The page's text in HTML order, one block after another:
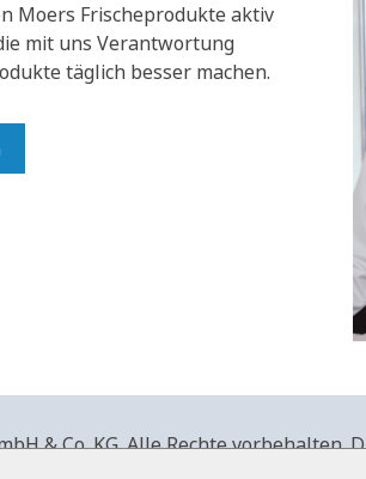
Moers Frischeprodukte aktiv
mit uns Verantwortung
täglich besser machen.
& Co. KG. Alle Rechte vorbehalten.